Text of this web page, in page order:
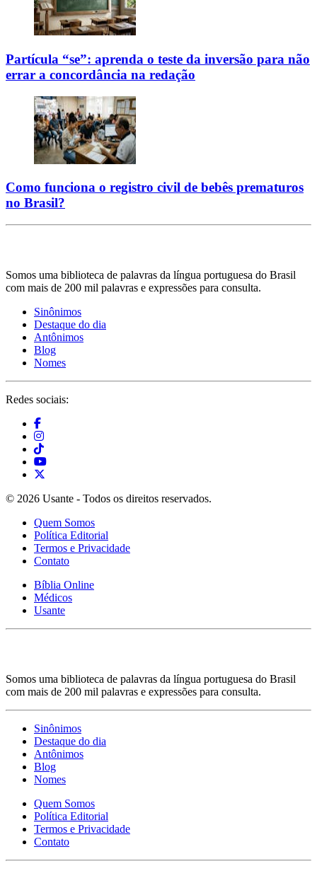
Partícula “se”: aprenda o teste da inversão para não
errar a concordância na redação
Como funciona o registro civil de bebês prematuros
no Brasil?
Somos uma biblioteca de palavras da língua portuguesa do Brasil
com mais de 200 mil palavras e expressões para consulta.
Sinônimos
Destaque do dia
Antônimos
Blog
Nomes
Redes sociais:
© 2026 Usante - Todos os direitos reservados.
Quem Somos
Política Editorial
Termos e Privacidade
Contato
Bíblia Online
Médicos
Usante
Somos uma biblioteca de palavras da língua portuguesa do Brasil
com mais de 200 mil palavras e expressões para consulta.
Sinônimos
Destaque do dia
Antônimos
Blog
Nomes
Quem Somos
Política Editorial
Termos e Privacidade
Contato